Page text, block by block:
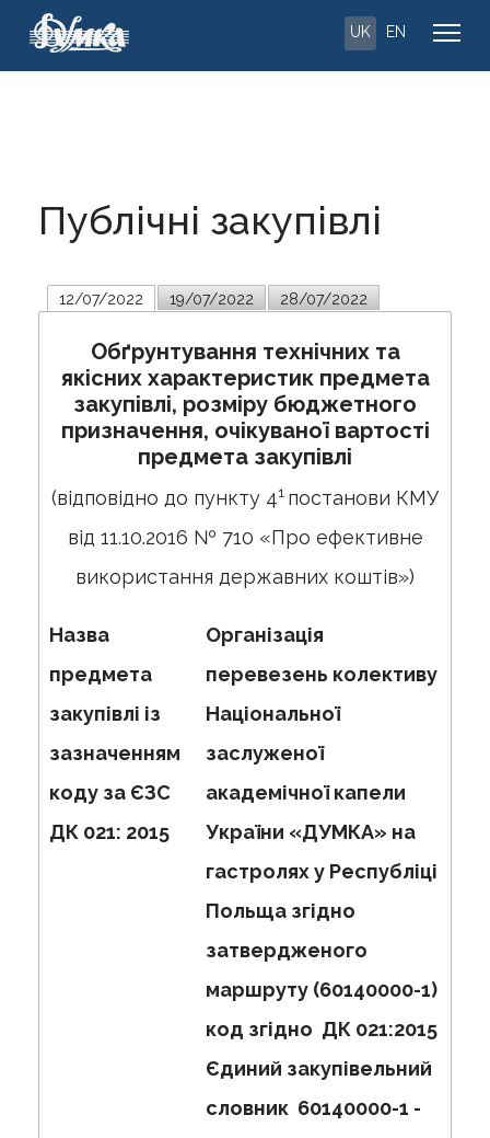
UK EN
Публічні закупівлі
12/07/2022 19/07/2022 28/07/2022
Обґрунтування технічних та
якісних характеристик предмета
закупівлі, розміру бюджетного
призначення, очікуваної вартості
предмета закупівлі
(відповідно до пункту 41 постанови КМУ
від 11.10.2016 № 710 «Про ефективне
використання державних коштів»)
Назва
предмета
закупівлі із
зазначенням
коду за ЄЗС
ДК 021: 2015
Організація
перевезень колективу
Національної
заслуженої
академічної капели
України «ДУМКА» на
гастролях у Республіці
Польща згідно
затвердженого
маршруту (60140000-1)
код згідно ДК 021:2015
Єдиний закупівельний
словник 60140000-1 -